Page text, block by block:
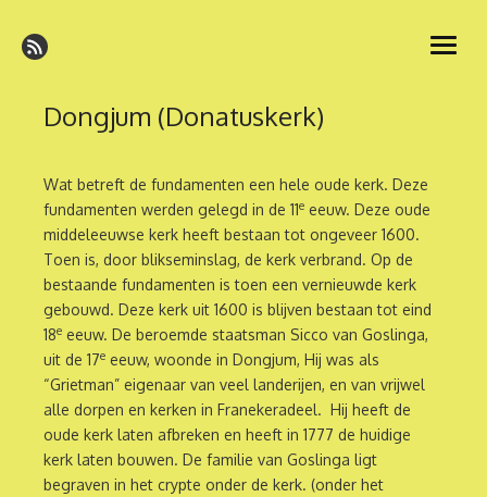
naar
de
open
Dongjum (Donatuskerk)
Wat betreft de fundamenten een hele oude kerk. Deze
fundamenten werden gelegd in de 11e eeuw. Deze oude
middeleeuwse kerk heeft bestaan tot ongeveer 1600.
Toen is, door blikseminslag, de kerk verbrand. Op de
bestaande fundamenten is toen een vernieuwde kerk
gebouwd. Deze kerk uit 1600 is blijven bestaan tot eind
18e eeuw. De beroemde staatsman Sicco van Goslinga,
uit de 17e eeuw, woonde in Dongjum, Hij was als
“Grietman” eigenaar van veel landerijen, en van vrijwel
alle dorpen en kerken in Franekeradeel. Hij heeft de
oude kerk laten afbreken en heeft in 1777 de huidige
kerk laten bouwen. De familie van Goslinga ligt
begraven in het crypte onder de kerk. (onder het